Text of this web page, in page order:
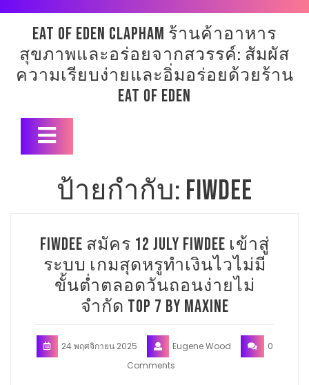
contenteat of eden clapham ร้านค้าอาหาร
สุขภาพและอร่อยจากสวรรค์: สัมผัส
ความเรียบง่ายและอิ่มอร่อยด้วยร้าน
Eat of Eden
Open
ป้ายกำกับ: fiwdee
fiwdee สมัคร 12 July fiwdee เข้าสู่
ระบบ เกมสุดหรูทำเงินไวไม่มี
ขั้นต่ำตลอดวันถอนง่ายไม่
จำกัด Top 7 by Maxine
24 พฤศจิกายน 2025 Eugene Wood
0
Comments